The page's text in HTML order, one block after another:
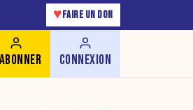
♥ FAIRE UN DON
CONNEXION